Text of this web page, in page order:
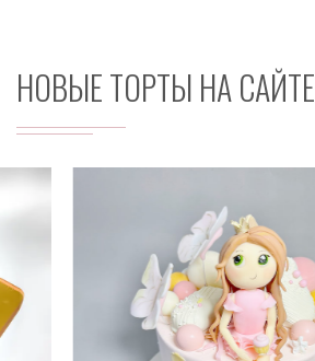
НОВЫЕ ТОРТЫ НА САЙТЕ